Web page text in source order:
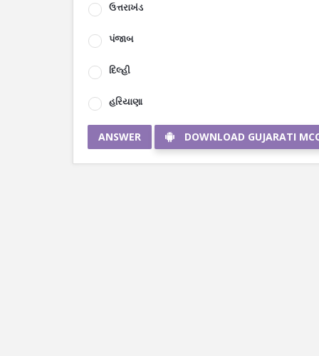
ઉત્તરાખંડ
પંજાબ
દિલ્હી
હરિયાણા
ANSWER DOWNLOAD GUJARATI